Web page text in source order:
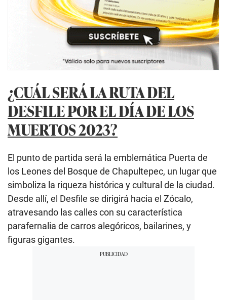
¿CUÁL SERÁ LA RUTA DEL
DESFILE POR EL DÍA DE LOS
MUERTOS 2023?
El punto de partida será la emblemática Puerta de
los Leones del Bosque de Chapultepec, un lugar que
simboliza la riqueza histórica y cultural de la ciudad.
Desde allí, el Desfile se dirigirá hacia el Zócalo,
atravesando las calles con su característica
parafernalia de carros alegóricos, bailarines, y
figuras gigantes.